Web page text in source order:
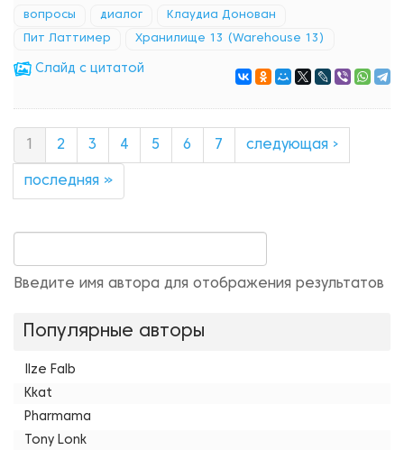
вопросы диалог Клаудиа Донован
Пит Латтимер Хранилище 13 (Warehouse 13)
Cлайд с цитатой
2 3 4 5 6 7 следующая ›
последняя »
Введите имя автора для отображения результатов
Популярные авторы
Ilze Falb
Kkat
Pharmama
Tony Lonk